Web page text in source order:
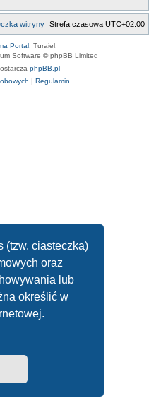
(tzw. ciasteczka)
oraz
lub
określić w
Strefa czasowa UTC+02:00
witryny
Portal , Turaiel,
Software © phpBB Limited
phpBB.pl
| Regulamin